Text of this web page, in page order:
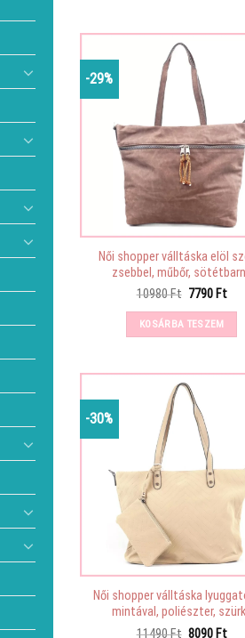
-29%
Női shopper válltáska elöl
zsebbel, műbőr,
10980Ft Original
was:
10980 Ft.
7790 Ft
KOSÁRBA TESZEM
-30%
Női shopper válltáska
mintával, poliészter,
11490Ft Original
8090 Ft